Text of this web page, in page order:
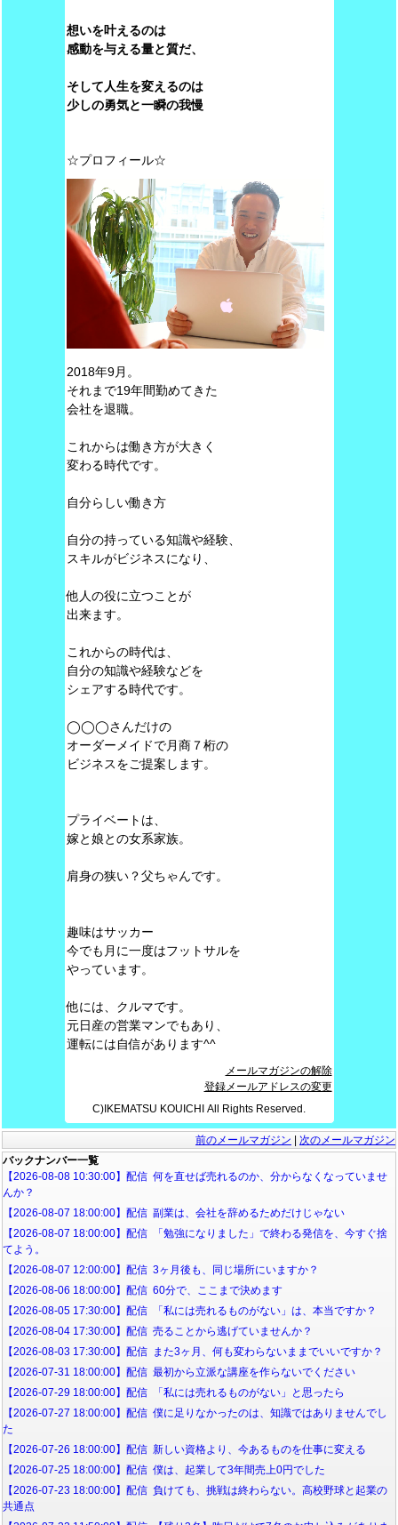
想いを叶えるのは
感動を与える量と質だ、
そして人生を変えるのは
少しの勇気と一瞬の我慢
☆プロフィール☆
2018年9月。
それまで19年間勤めてきた
会社を退職。
これからは働き方が大きく
変わる時代です。
自分らしい働き方
自分の持っている知識や経験、
スキルがビジネスになり、
他人の役に立つことが
出来ます。
これからの時代は、
自分の知識や経験などを
シェアする時代です。
◯◯◯さんだけの
オーダーメイドで月商７桁の
ビジネスをご提案します。
プライベートは、
嫁と娘との女系家族。
肩身の狭い？父ちゃんです。
趣味はサッカー
今でも月に一度はフットサルを
やっています。
他には、クルマです。
元日産の営業マンでもあり、
運転には自信があります^^
メールマガジンの解除
登録メールアドレスの変更
C)IKEMATSU KOUICHI All Rights Reserved.
前のメールマガジン
次のメールマガジン
バックナンバー一覧
【2026-08-08 10:30:00】配信 何を直せば売れるのか、分からなくなっていませ
んか？
【2026-08-07 18:00:00】配信 副業は、会社を辞めるためだけじゃない
【2026-08-07 18:00:00】配信 「勉強になりました」で終わる発信を、今すぐ捨
てよう。
【2026-08-07 12:00:00】配信 3ヶ月後も、同じ場所にいますか？
【2026-08-06 18:00:00】配信 60分で、ここまで決めます
【2026-08-05 17:30:00】配信 「私には売れるものがない」は、本当ですか？
【2026-08-04 17:30:00】配信 売ることから逃げていませんか？
【2026-08-03 17:30:00】配信 また3ヶ月、何も変わらないままでいいですか？
【2026-07-31 18:00:00】配信 最初から立派な講座を作らないでください
【2026-07-29 18:00:00】配信 「私には売れるものがない」と思ったら
【2026-07-27 18:00:00】配信 僕に足りなかったのは、知識ではありませんでし
た
【2026-07-26 18:00:00】配信 新しい資格より、今あるものを仕事に変える
【2026-07-25 18:00:00】配信 僕は、起業して3年間売上0円でした
【2026-07-23 18:00:00】配信 負けても、挑戦は終わらない。高校野球と起業の
共通点